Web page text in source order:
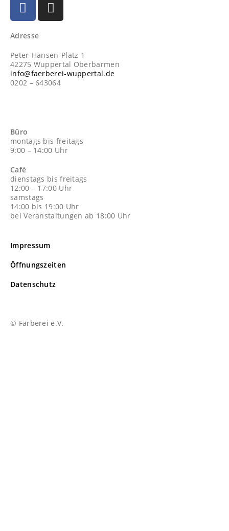
Adresse
Peter-Hansen-Platz 1
42275 Wuppertal Oberbarmen
info@faerberei-wuppertal.de
0202 – 643064
Büro
montags bis freitags
9:00 – 14:00 Uhr
Café
dienstags bis freitags
12:00 – 17:00 Uhr
samstags
14:00 bis 19:00 Uhr
bei Veranstaltungen ab 18:00 Uhr
Impressum
Öffnungszeiten
Datenschutz
© Färberei e.V.